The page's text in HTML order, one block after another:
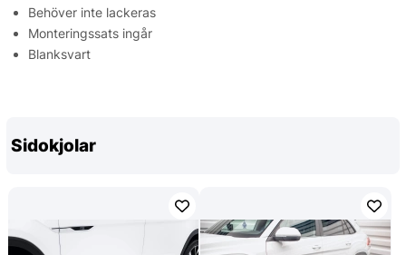
Behöver inte lackeras
Monteringssats ingår
Blanksvart
Sidokjolar